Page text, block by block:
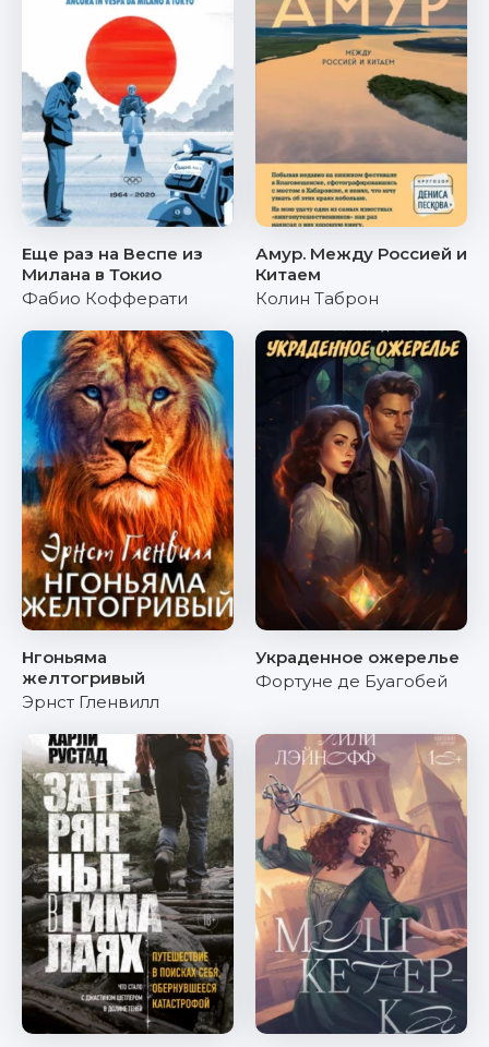
Еще раз на Веспе из
Милана в Токио
Фабио Кофферати
Амур. Между Россией и
Китаем
Колин Таброн
Нгоньяма
желтогривый
Эрнст Гленвилл
Украденное ожерелье
Фортуне де Буагобей